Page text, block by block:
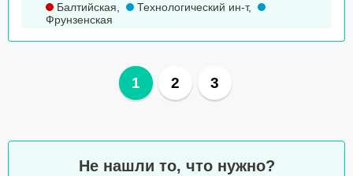
Балтийская, Технологический ин-т,
Фрунзенская
1 2 3
Не нашли то, что нужно?